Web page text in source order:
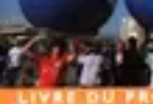
Géographie Explore
Exploration
Cartographie et outils
GéographiqueGéographie Physique
Géographie Explore